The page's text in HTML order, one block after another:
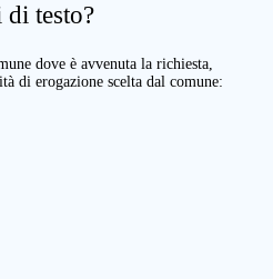
testo?
dove è avvenuta la richiesta,
di erogazione scelta dal comune: